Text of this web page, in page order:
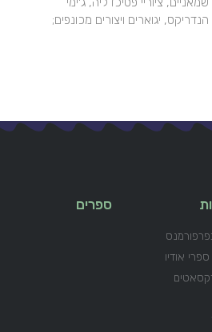
הנדריקס, יגוארים ויצורים מכונפים;
אודיו
ספרים